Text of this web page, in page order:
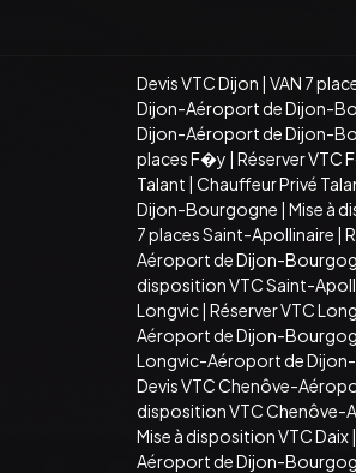
Devis VTC Dijon | VAN 7
Dijon-Aéroport de Dijon-
Dijon-Aéroport de Dijon-
places F�y | Réserver VTC
Talant | Chauffeur Privé
Dijon-Bourgogne | Mise à
7 places Saint-Apollinaire |
Aéroport de Dijon-
disposition VTC Saint-
Longvic| Réserver VTC
Aéroport de Dijon-
Longvic-Aéroport de
Devis VTC Chenôve-
disposition VTC
Mise à disposition VTC Daix|
Aéroport de Dijon-